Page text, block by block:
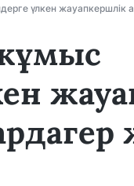
үлкен